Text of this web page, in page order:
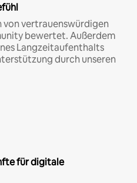
vertrauenswürdigen
bewertet. Außerdem
Langzeitaufenthalts
durch unseren
für digitale